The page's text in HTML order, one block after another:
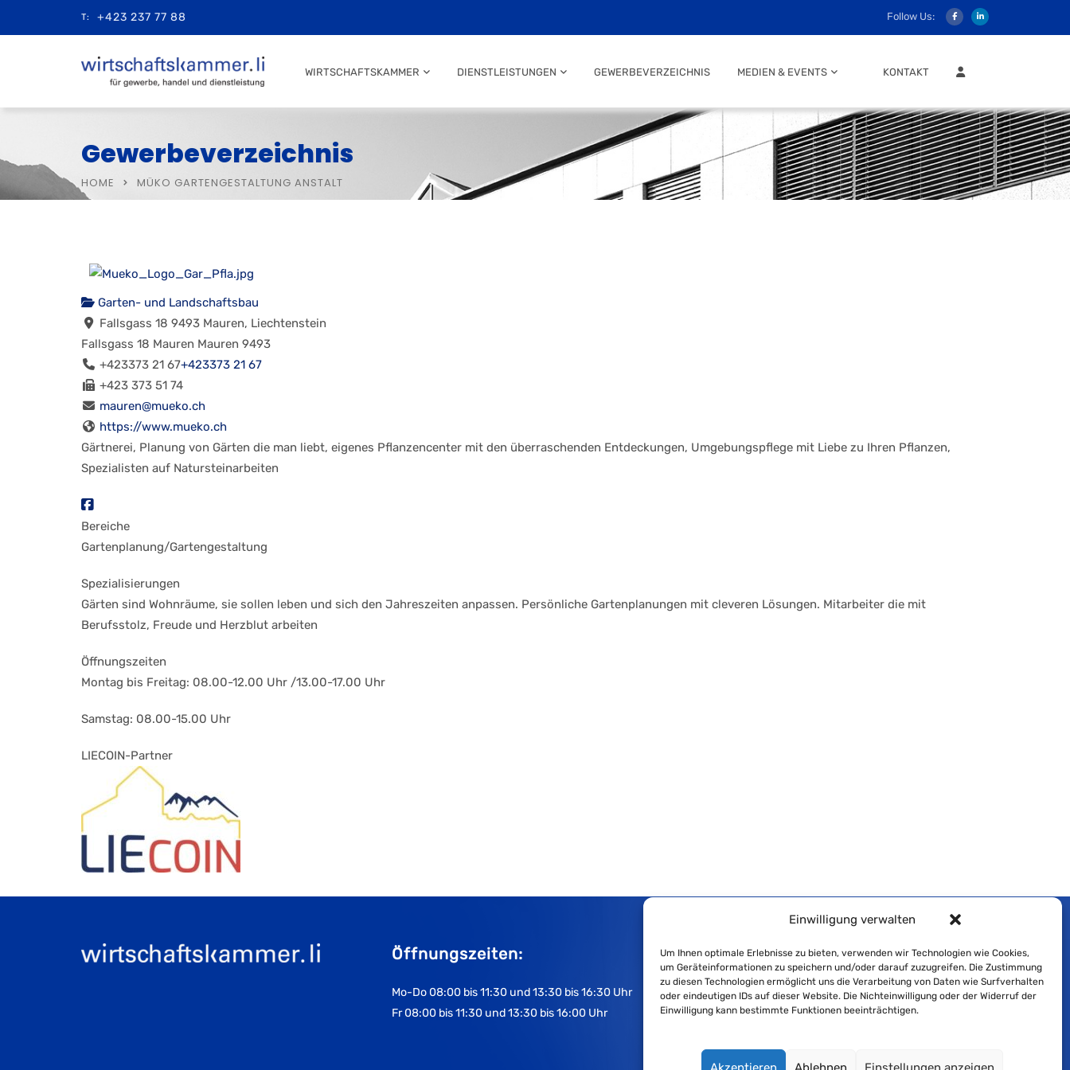
Einwilligung verwalten
Um Ihnen optimale Erlebnisse zu bieten, verwenden wir Technologien wie Cookies,
um Geräteinformationen zu speichern und/oder darauf zuzugreifen. Die Zustimmung
zu diesen Technologien ermöglicht uns die Verarbeitung von Daten wie Surfverhalten
oder eindeutigen IDs auf dieser Website. Die Nichteinwilligung oder der Widerruf der
Einwilligung kann bestimmte Funktionen beeinträchtigen.
T: +423 237 77 88 Follow Us:
WIRTSCHAFTSKAMMER DIENSTLEISTUNGEN GEWERBEVERZEICHNIS MEDIEN & EVENTS KONTAKT MITGLIEDER LOGIN
Gewerbeverzeichnis
HOME MÜKO GARTENGESTALTUNG ANSTALT
Garten- und Landschaftsbau
Fallsgass 18 9493 Mauren, Liechtenstein
Fallsgass 18 Mauren Mauren 9493
+423373 21 67+423373 21 67
+423 373 51 74
mauren@mueko.ch
https://www.mueko.ch
Gärtnerei, Planung von Gärten die man liebt, eigenes Pflanzencenter mit den überraschenden Entdeckungen, Umgebungspflege mit Liebe zu Ihren Pflanzen,
Spezialisten auf Natursteinarbeiten
Bereiche
Gartenplanung/Gartengestaltung
Spezialisierungen
Gärten sind Wohnräume, sie sollen leben und sich den Jahreszeiten anpassen. Persönliche Gartenplanungen mit cleveren Lösungen. Mitarbeiter die mit
Berufsstolz, Freude und Herzblut arbeiten
Öffnungszeiten
Montag bis Freitag: 08.00-12.00 Uhr /13.00-17.00 Uhr
Samstag: 08.00-15.00 Uhr
LIECOIN-Partner
Öffnungszeiten:
Mo-Do 08:00 bis 11:30 und 13:30 bis 16:30 Uhr
Fr 08:00 bis 11:30 und 13:30 bis 16:00 Uhr
Impressum
Cookie-Richtlinie
Datenschutzerklärung